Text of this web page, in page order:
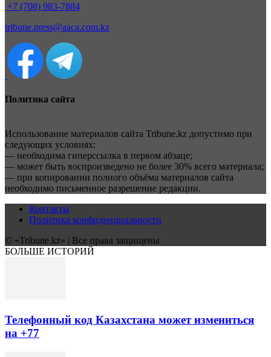
+7 (708) 983-7884
tribune.press@aaca.com.kz
Политика сайта
Использование материалов сайта Tribune.kz допустимо при
следующих условиях:
— необходима гиперссылка в первом абзаце;
— может быть воспроизведено не более 30% всего материала;
— при копировании полного объёма материалов сайта
необходимо письменное разрешение редакции.
Контакты
Политика конфиденциальности
© «Tribune.kz» | Все права защищены
БОЛЬШЕ ИСТОРИЙ
Телефонный код Казахстана может измениться
на +77